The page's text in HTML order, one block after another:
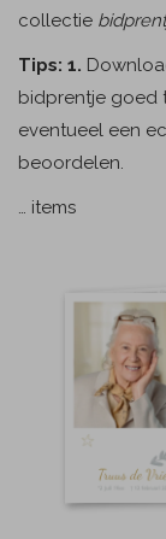
collectie
Tips: 1.
bidprentje goed
eventueel een
beoordelen.
… items